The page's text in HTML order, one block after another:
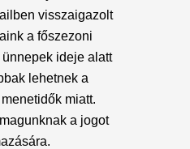
visszaigazolt
a főszezoni
ideje alatt
lehetnek a
miatt.
a jogot